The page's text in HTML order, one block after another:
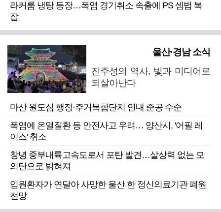
라커룸 냉탕 등장…폭염 경기취소 속출에 PS 셈법 복
잡
울산·경남 소식
진주성의 역사, 빛과 미디어로
되살아난다
마산 원도심 행정·주거복합단지 연내 준공 수순
폭염에 온열질환 등 안전사고 우려… 양산시, '어필 레
이스' 취소
창녕 중부내륙고속도로서 포탄 발견…살상력 없는 모
의탄으로 밝혀져
입원환자가 연달아 사망한 울산 한 정신의료기관 폐원
전망